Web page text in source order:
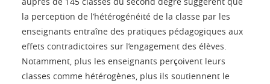
la perception de l’hétérogénéité de la classe par les
enseignants entraîne des pratiques pédagogiques aux
effets contradictoires sur l’engagement des élèves.
Notamment, plus les enseignants perçoivent leurs
classes comme hétérogènes, plus ils soutiennent le